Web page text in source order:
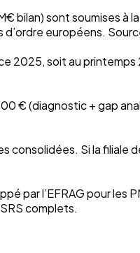
bilan) sont soumises à
d’ordre européens.
2025, soit au
€ (diagnostic + gap
consolidées. Si la filiale
par l’EFRAG pour les
complets.